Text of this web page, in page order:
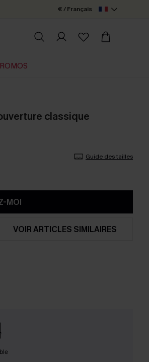
€ / Français
classique
Guide des tailles
MOI
VOIR ARTICLES SIMILAIRES